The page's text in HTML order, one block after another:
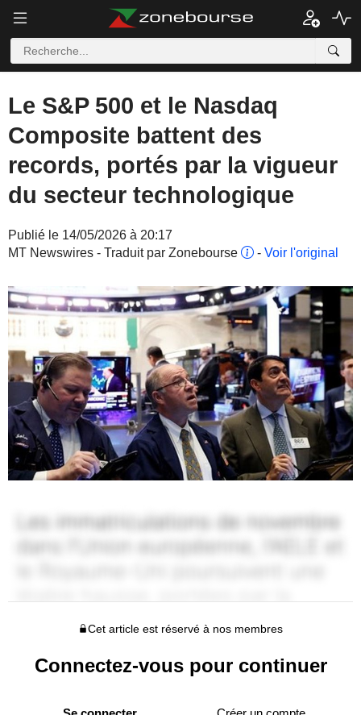
Le S&P 500 et le Nasdaq
Composite battent des
records, portés par la vigueur
du secteur technologique
Publié le 14/05/2026 à 20:17
MT Newswires - Traduit par Zonebourse
- Voir l'original
Cet article est réservé à nos membres
Connectez-vous pour continuer